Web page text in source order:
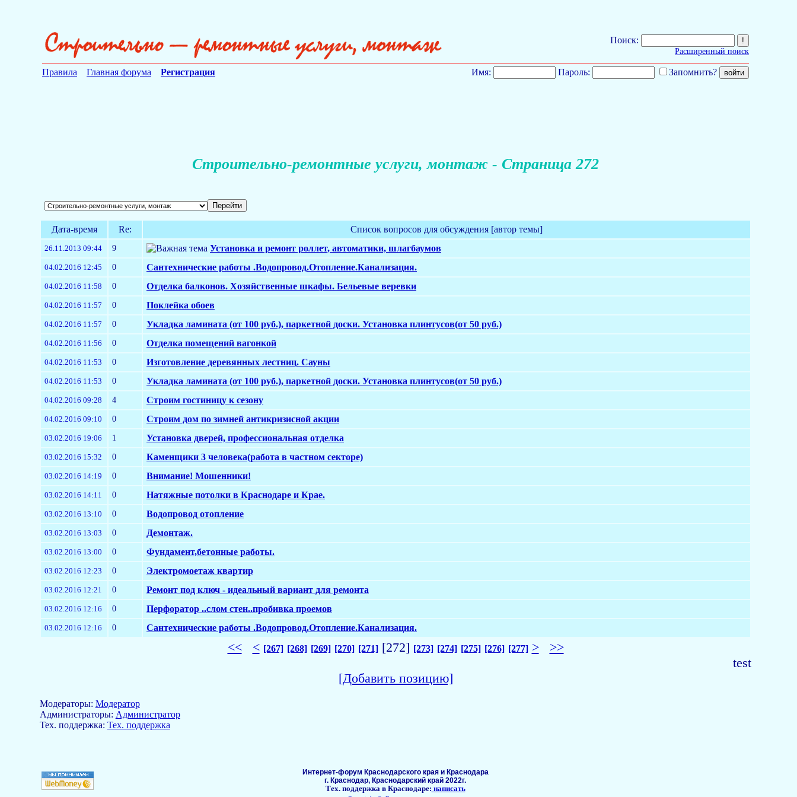
Поиск:
Расширенный поиск
Правила Главная форума Регистрация Имя: Пароль: Запомнить?
Строительно-ремонтные услуги, монтаж - Страница 272
Дата-время Re: Список вопросов для обсуждения [автор темы]
26.11.2013 09:44 9 Установка и ремонт роллет, автоматики, шлагбаумов
04.02.2016 12:45 0 Сантехнические работы .Водопровод.Отопление.Канализация.
04.02.2016 11:58 0 Отделка балконов. Хозяйственные шкафы. Бельевые веревки
04.02.2016 11:57 0 Поклейка обоев
04.02.2016 11:57 0 Укладка ламината (от 100 руб.), паркетной доски. Установка плинтусов(от 50 руб.)
04.02.2016 11:56 0 Отделка помещений вагонкой
04.02.2016 11:53 0 Изготовление деревянных лестниц. Сауны
04.02.2016 11:53 0 Укладка ламината (от 100 руб.), паркетной доски. Установка плинтусов(от 50 руб.)
04.02.2016 09:28 4 Cтроим гостиницу к сезону
04.02.2016 09:10 0 Строим дом по зимней антикризисной акции
03.02.2016 19:06 1 Установка дверей, профессиональная отделка
03.02.2016 15:32 0 Каменщики 3 человека(работа в частном секторе)
03.02.2016 14:19 0 Внимание! Мошенники!
03.02.2016 14:11 0 Натяжные потолки в Краснодаре и Крае.
03.02.2016 13:10 0 Водопровод отопление
03.02.2016 13:03 0 Демонтаж.
03.02.2016 13:00 0 Фундамент,бетонные работы.
03.02.2016 12:23 0 Электромоетаж квартир
03.02.2016 12:21 0 Ремонт под ключ - идеальный вариант для ремонта
03.02.2016 12:16 0 Перфоратор ..слом стен..пробивка проемов
03.02.2016 12:16 0 Сантехнические работы .Водопровод.Отопление.Канализация.
<< < [267] [268] [269] [270] [271][272] [273] [274] [275] [276] [277] >
>>
test
[Добавить позицию]
Модераторы: Модератор
Aдминистраторы: Администратор
Тех. поддержка: Тех. поддержка
Интернет-форум Краснодарского края и Краснодара
г. Краснодар, Краснодарский край 2022г.
Тех. поддержка в Краснодаре: написать